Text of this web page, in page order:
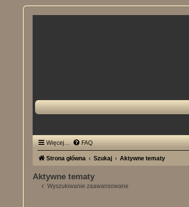
Więcej… FAQ
Strona główna Szukaj Aktywne tematy
Aktywne tematy
Wyszukiwanie zaawansowane